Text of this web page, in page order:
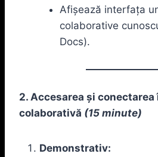
Afișează interfața
colaborative
Docs).
2. Accesarea și
colaborativă (15 minute)
Demonstrativ: